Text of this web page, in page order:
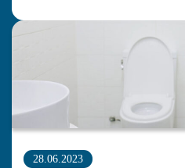
28.06.2023